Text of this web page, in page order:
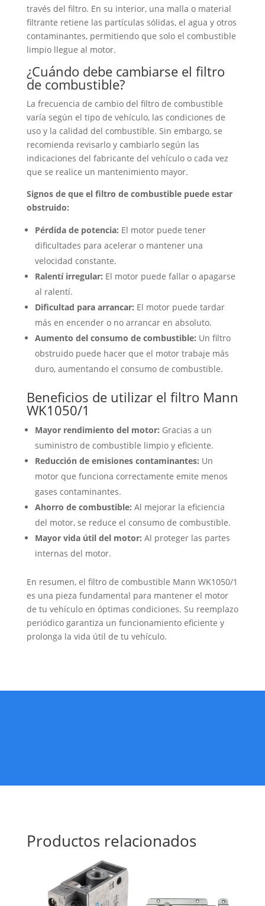
través del filtro. En su interior, una malla o material
filtrante retiene las partículas sólidas, el agua y otros
contaminantes, permitiendo que solo el combustible
limpio llegue al motor.
¿Cuándo debe cambiarse el filtro
de combustible?
La frecuencia de cambio del filtro de combustible
varía según el tipo de vehículo, las condiciones de
uso y la calidad del combustible. Sin embargo, se
recomienda revisarlo y cambiarlo según las
indicaciones del fabricante del vehículo o cada vez
que se realice un mantenimiento mayor.
Signos de que el filtro de combustible puede estar
obstruido:
Pérdida de potencia: El motor puede tener
dificultades para acelerar o mantener una
velocidad constante.
Ralentí irregular: El motor puede fallar o apagarse
al ralentí.
Dificultad para arrancar: El motor puede tardar
más en encender o no arrancar en absoluto.
Aumento del consumo de combustible: Un filtro
obstruido puede hacer que el motor trabaje más
duro, aumentando el consumo de combustible.
Beneficios de utilizar el filtro Mann
WK1050/1
Mayor rendimiento del motor: Gracias a un
suministro de combustible limpio y eficiente.
Reducción de emisiones contaminantes: Un
motor que funciona correctamente emite menos
gases contaminantes.
Ahorro de combustible: Al mejorar la eficiencia
del motor, se reduce el consumo de combustible.
Mayor vida útil del motor: Al proteger las partes
internas del motor.
En resumen, el filtro de combustible Mann WK1050/1
es una pieza fundamental para mantener el motor
de tu vehículo en óptimas condiciones. Su reemplazo
periódico garantiza un funcionamiento eficiente y
prolonga la vida útil de tu vehículo.
Productos relacionados